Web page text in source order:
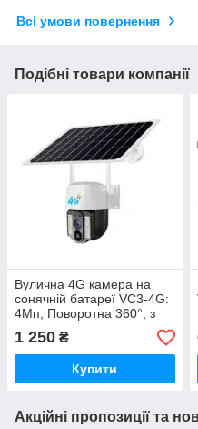
Всі умови повернення
Подібні товари компанії
Вулична 4G камера на
сонячній батареї VC3-4G:
4Мп, Поворотна 360°, з
акумулятором, додаток
V380 Pro
1 250 ₴
Купити
Акційні пропозиції та